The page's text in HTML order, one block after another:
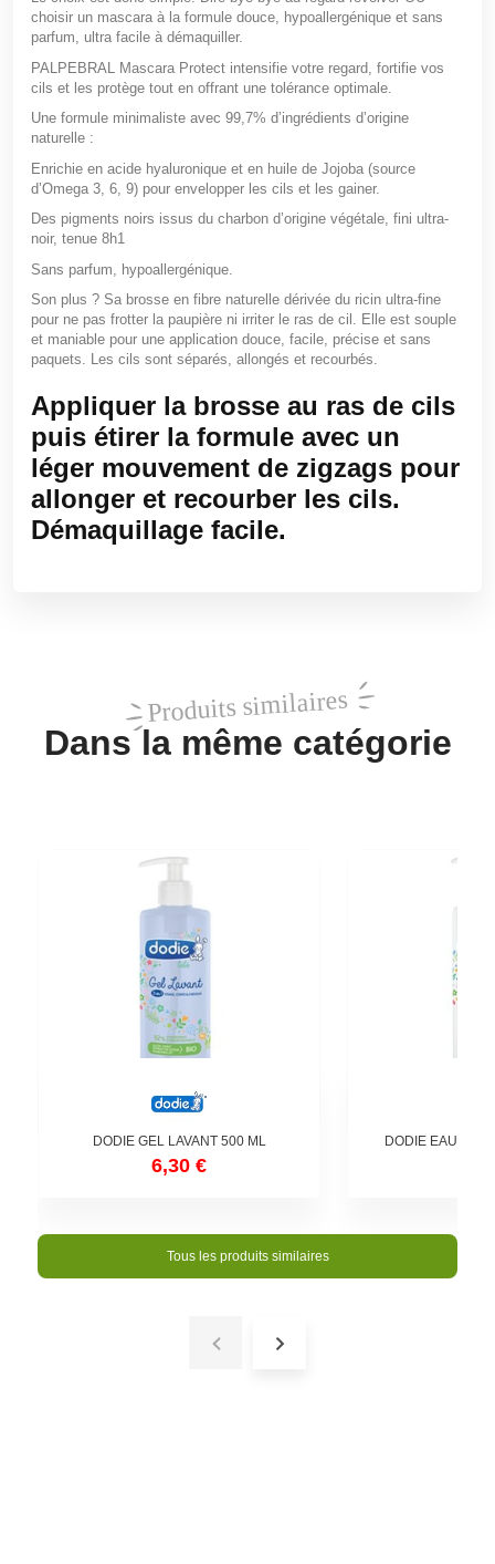
choisir un mascara à la formule douce, hypoallergénique et sans
parfum, ultra facile à démaquiller.
PALPEBRAL Mascara Protect intensifie votre regard, fortifie vos
cils et les protège tout en offrant une tolérance optimale.
Une formule minimaliste avec 99,7% d’ingrédients d’origine
naturelle :
Enrichie en acide hyaluronique et en huile de Jojoba (source
d’Omega 3, 6, 9) pour envelopper les cils et les gainer.
Des pigments noirs issus du charbon d’origine végétale, fini ultra-
noir, tenue 8h1
Sans parfum, hypoallergénique.
Son plus ? Sa brosse en fibre naturelle dérivée du ricin ultra-fine
pour ne pas frotter la paupière ni irriter le ras de cil. Elle est souple
et maniable pour une application douce, facile, précise et sans
paquets. Les cils sont séparés, allongés et recourbés.
Appliquer la brosse au ras de cils
puis étirer la formule avec un
léger mouvement de zigzags pour
allonger et recourber les cils.
Démaquillage facile.
Produits similaires
Dans la même catégorie
DODIE GEL LAVANT 500 ML
6,30 €
DODIE EAU
Tous les produits similaires